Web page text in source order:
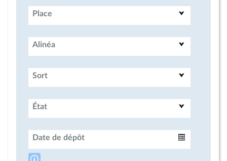
Place
Alinéa
Sort
État
Date de dépôt